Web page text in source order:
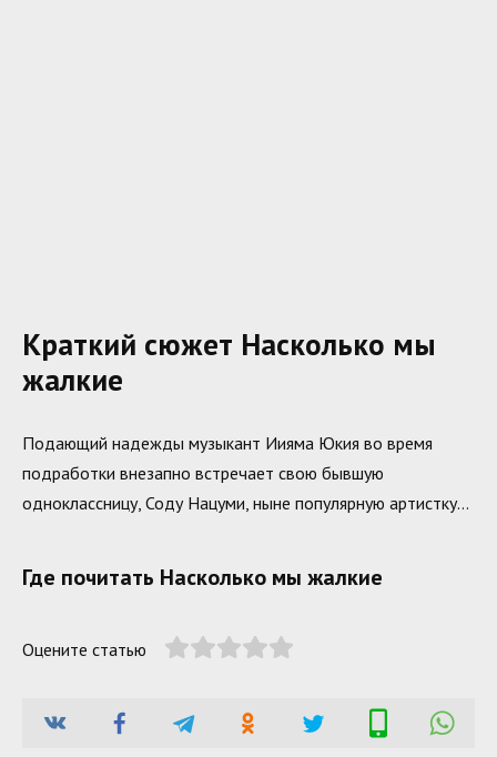
Краткий сюжет Насколько мы
жалкие
Подающий надежды музыкант Иияма Юкия во время
подработки внезапно встречает свою бывшую
одноклассницу, Соду Нацуми, ныне популярную артистку…
Где почитать Насколько мы жалкие
Оцените статью